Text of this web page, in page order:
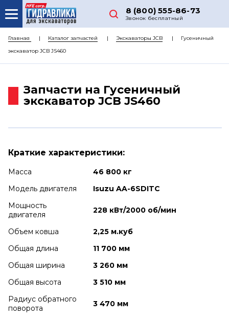
8 (800) 555-86-73
Звонок бесплатный
О НАС
ДОСТАВКА
Главная Каталог запчастей Экскаваторы JCB
Гусеничный
экскаватор JCB JS460
Запчасти на Гусеничный
экскаватор JCB JS460
Краткие характеристики:
Масса
46 800 кг
Модель двигателя
Isuzu AA-6SDITC
Мощность
двигателя
228 кВт/2000 об/мин
Объем ковша
2,25 м.куб
Общая длина
11 700 мм
Общая ширина
3 260 мм
Общая высота
3 510 мм
Радиус обратного
поворота
3 470 мм